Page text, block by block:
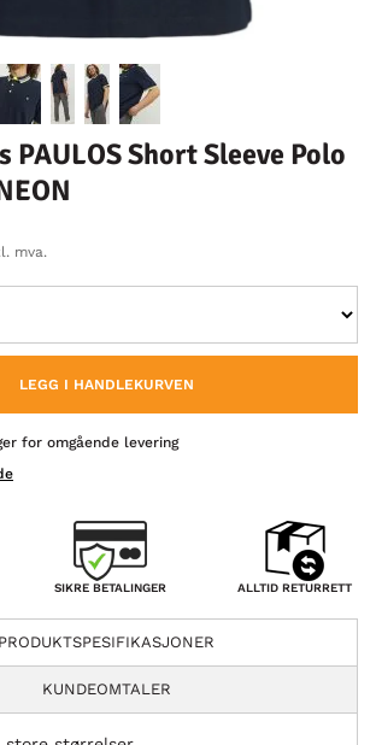
PAULOS Short Sleeve Polo
mva.
LEGG I HANDLEKURVEN
for omgående levering
SIKRE BETALINGER ALLTID RETURRETT
PRODUKTSPESIFIKASJONER
KUNDEOMTALER